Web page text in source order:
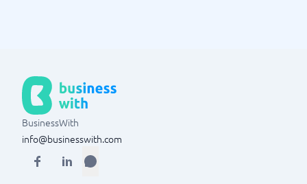
BusinessWith
info@businesswith.com